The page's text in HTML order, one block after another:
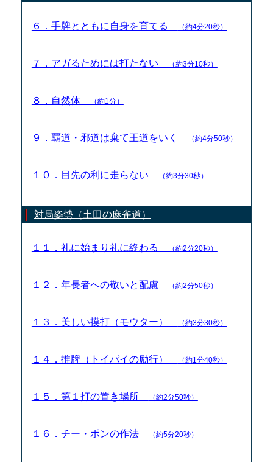
６．手牌とともに自身を育てる （約4分20秒）
７．アガるためには打たない （約3分10秒）
８．自然体 （約1分）
９．覇道・邪道は棄て王道をいく （約4分50秒）
１０．目先の利に走らない （約3分30秒）
対局姿勢（土田の麻雀道）
１１．礼に始まり礼に終わる （約2分20秒）
１２．年長者への敬いと配慮 （約2分50秒）
１３．美しい摸打（モウター） （約3分30秒）
１４．推牌（トイパイの励行） （約1分40秒）
１５．第１打の置き場所 （約2分50秒）
１６．チー・ポンの作法 （約5分20秒）